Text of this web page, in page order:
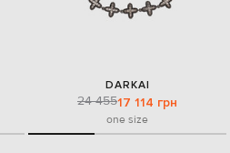
DARKAI
24 45517 114 грн
one size